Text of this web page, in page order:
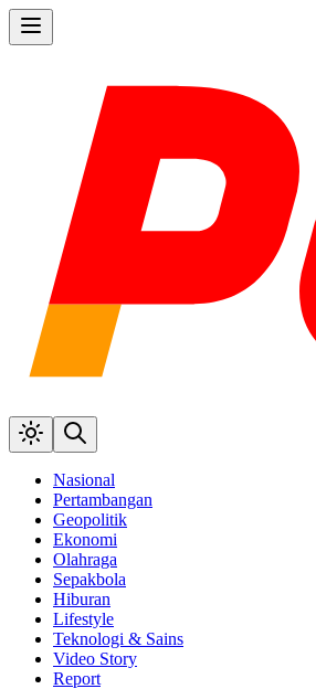
Nasional
Pertambangan
Geopolitik
Ekonomi
Olahraga
Sepakbola
Hiburan
Lifestyle
Teknologi & Sains
Video Story
Report